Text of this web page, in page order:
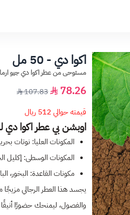
اكوا دي - 50 مل
مستوحى من عطر اكوا دي جيو
78.26
107.83
قيمته حوالي 512 ريال
اوبشن بي عطر اكوا
المكونات العليا: نوتات
المكونات الوسطى: إكليل
مكونات القاعدة: البخور،
يجسد هذا العطر الرجالي
والفصول، ليمنحك حضورًا